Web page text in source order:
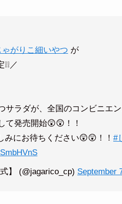
ゃがりこ細いやつ が
／
サラダが、全国のコンビニエ
て発売開始😲😲！！
みにお待ちください😲😲！！ #
】 (@jagarico_cp) September